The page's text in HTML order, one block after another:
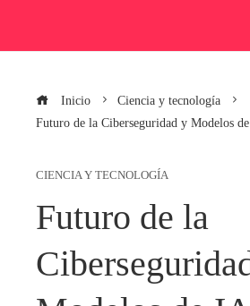
Inicio
Ciencia y tecnología
Futuro de la Ciberseguridad y Modelos
CIENCIA Y TECNOLOGÍA
Futuro de la